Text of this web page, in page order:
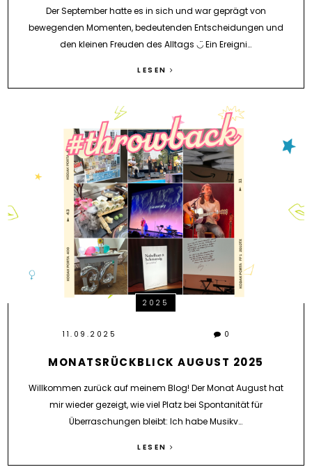
Der September hatte es in sich und war geprägt von
bewegenden Momenten, bedeutenden Entscheidungen und
den kleinen Freuden des Alltags ◡̈ Ein Ereigni…
LESEN
2025
11.09.2025 0
MONATSRÜCKBLICK AUGUST 2025
Willkommen zurück auf meinem Blog! Der Monat August hat
mir wieder gezeigt, wie viel Platz bei Spontanität für
Überraschungen bleibt: Ich habe Musikv…
LESEN